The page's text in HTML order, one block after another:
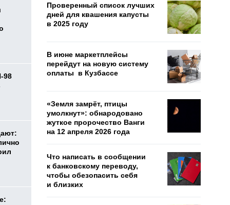
98
Проверенный список лучших
дней для квашения капусты
в 2025 году
В июне маркетплейсы
перейдут на новую систему
оплаты в Кузбассе
«Земля замрёт, птицы
умолкнут»: обнародовано
жуткое пророчество Ванги
на 12 апреля 2026 года
Что написать в сообщении
к банковскому переводу,
чтобы обезопасить себя
и близких